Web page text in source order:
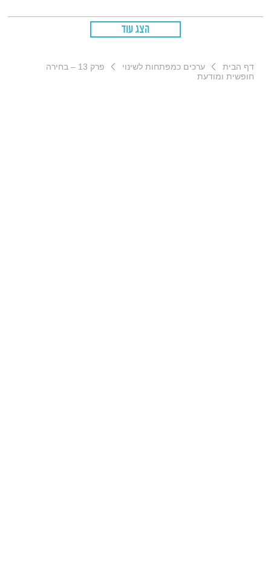
הצג עוד
דף הבית ערכים כמפתחות לשינוי
פרק 13 – בחירה
חופשית ומודעת